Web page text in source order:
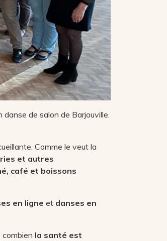
de salon de Barjouville.
Comme le veut la
et autres
café et boissons
en ligne et danses en
combien la santé est